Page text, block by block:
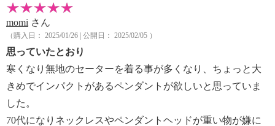
momi さん
（購入日： 2025/01/26 | 公開日： 2025/02/05 ）
思っていたとおり
寒くなり無地のセーターを着る事が多くなり、ちょっと大
きめでインパクトがあるペンダントが欲しいと思っていま
した。
70代になりネックレスやペンダントヘッドが重い物が嫌に